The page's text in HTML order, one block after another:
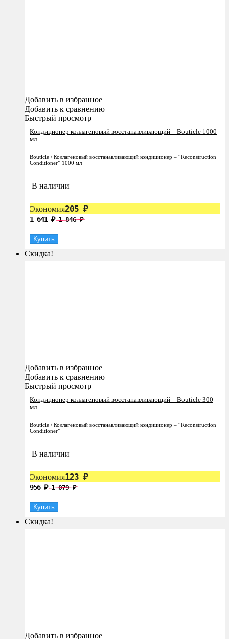
Добавить в избранное
Добавить к сравнению
Быстрый просмотр
Кондиционер коллагеновый восстанавливающий – Bouticle 1000
мл
Bouticle / Коллагеновый восстанавливающий кондиционер – “Reconstruction
Conditioner” 1000 мл
В наличии
Экономия205 ₽
1 641 ₽ 1 846₽
Купить
Скидка!
Добавить в избранное
Добавить к сравнению
Быстрый просмотр
Кондиционер коллагеновый восстанавливающий – Bouticle 300
мл
Bouticle / Коллагеновый восстанавливающий кондиционер – “Reconstruction
Conditioner”
В наличии
Экономия123 ₽
956 ₽ 1 079₽
Купить
Скидка!
Добавить в избранное